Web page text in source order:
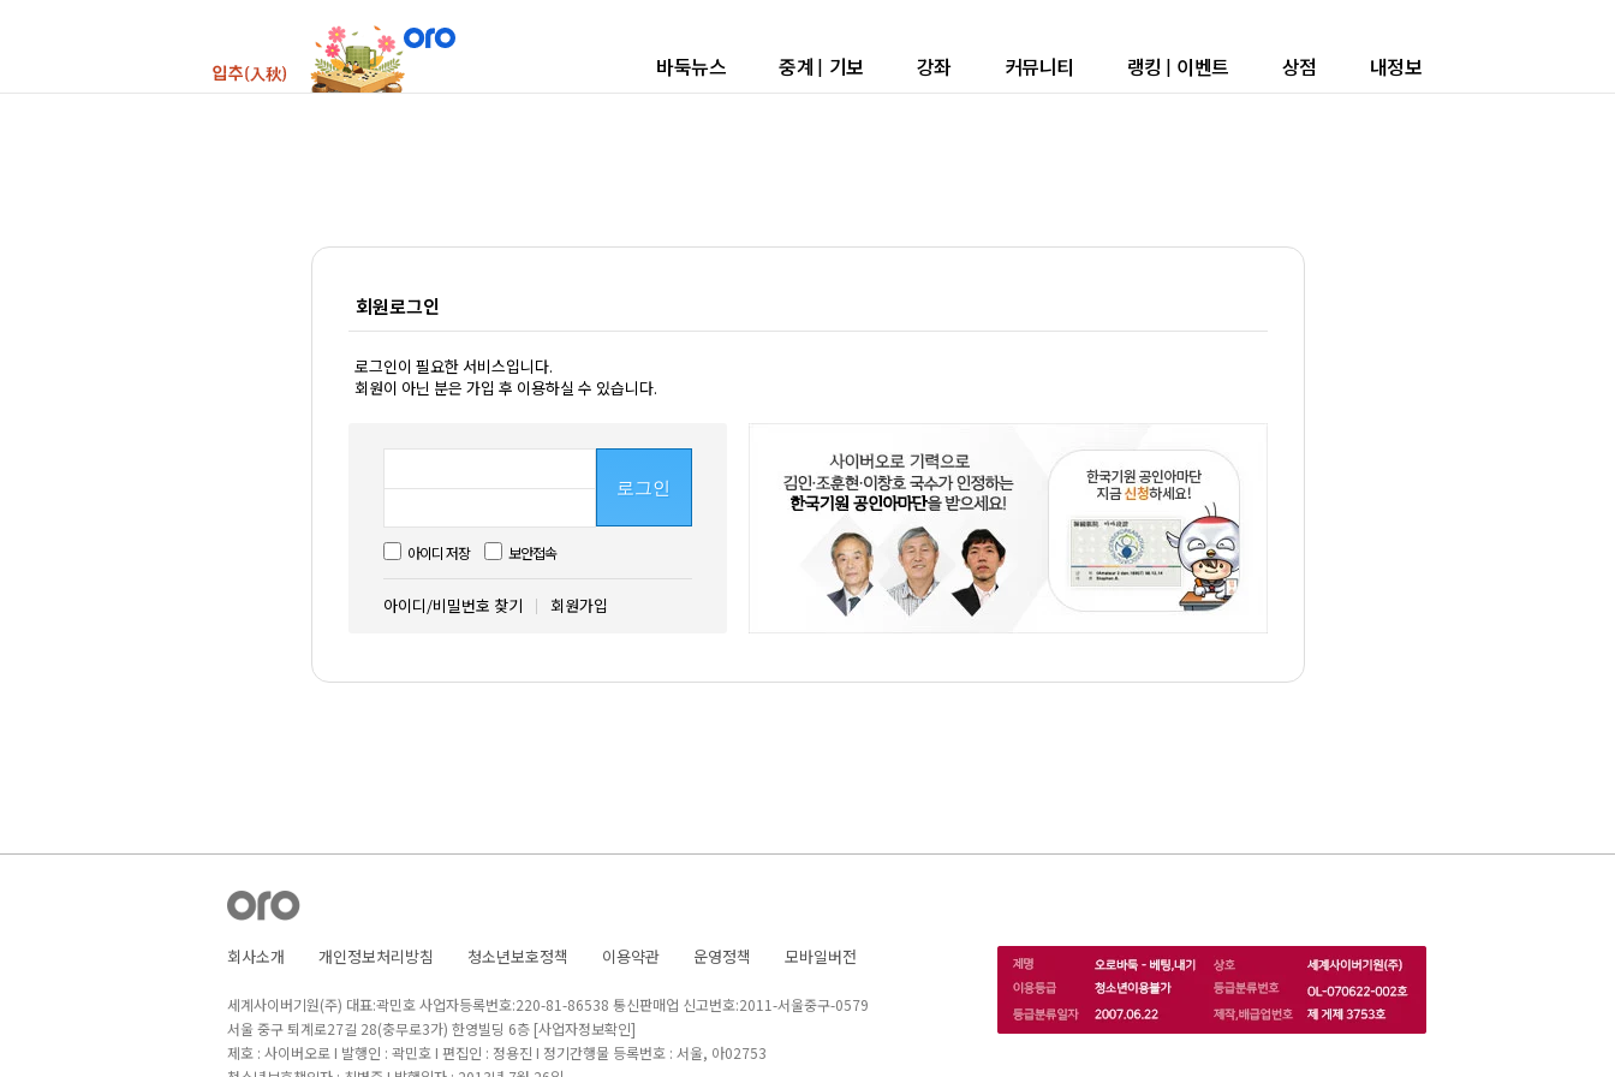
바둑뉴스 중계 | 기보 강좌 커뮤니티 랭킹 | 이벤트 상점 내정보
회원로그인
로그인이 필요한 서비스입니다.
회원이 아닌 분은 가입 후 이용하실 수 있습니다.
로그인
아이디 저장 보안접속
아이디/비밀번호 찾기 회원가입
회사소개 개인정보처리방침 청소년보호정책 이용약관 운영정책 모바일버전
세계사이버기원(주) 대표:곽민호 사업자등록번호:220-81-86538 통신판매업 신고번호:2011-서울중구-0579
서울 중구 퇴계로27길 28(충무로3가) 한영빌딩 6층 [사업자정보확인]
제호 : 사이버오로 I 발행인 : 곽민호 I 편집인 : 정용진 I 정기간행물 등록번호 : 서울, 아02753